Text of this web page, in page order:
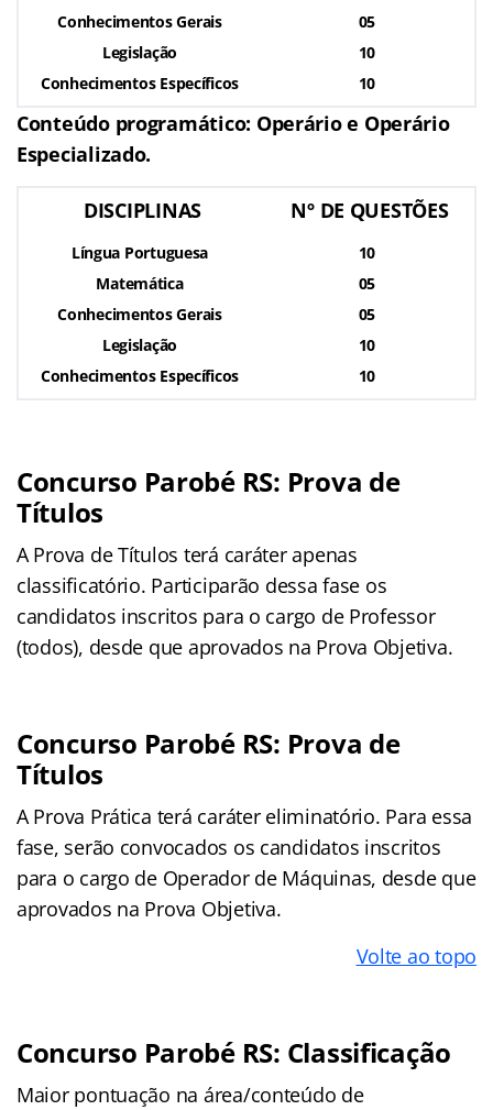
Conhecimentos Gerais
Legislação
Conhecimentos Específicos
05
10
10
Conteúdo programático: Operário e Operário
Especializado.
DISCIPLINAS Nº DE QUESTÕES
Língua Portuguesa
Matemática
Conhecimentos Gerais
Legislação
Conhecimentos Específicos
10
05
05
10
10
Concurso Parobé RS: Prova de
Títulos
A Prova de Títulos terá caráter apenas
classificatório. Participarão dessa fase os
candidatos inscritos para o cargo de Professor
(todos), desde que aprovados na Prova Objetiva.
Concurso Parobé RS: Prova de
Títulos
A Prova Prática terá caráter eliminatório. Para essa
fase, serão convocados os candidatos inscritos
para o cargo de Operador de Máquinas, desde que
aprovados na Prova Objetiva.
Volte ao topo
Concurso Parobé RS: Classificação
Maior pontuação na área/conteúdo de